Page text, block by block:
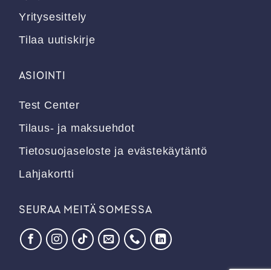
Yritysesittely
Tilaa uutiskirje
ASIOINTI
Test Center
Tilaus- ja maksuehdot
Tietosuojaseloste ja evästekäytäntö
Lahjakortti
SEURAA MEITÄ SOMESSA